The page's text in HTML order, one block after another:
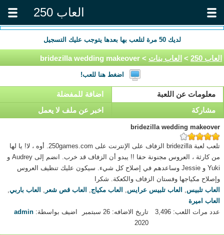
العاب 250
لديك50 مرة لتلعب بها بعدها يتوجب عليك التسجيل
العاب 250 > العاب بنات > bridezilla wedding makeover
اضغط هنا للعب!
معلومات عن اللعبة
اضافة للمفضلة
مشاركة
اخبر عن ملف لا يعمل
bridezilla wedding makeover
تلعب لعبة bridezilla الزفاف على الإنترنت على 250games.com. أوه ، لا! يا لها
من كارثة ، العروس مجنونة حقا !! يبدو أن الزفاف قد خرب. انضم إلى Audrey و
Yuki و Jessie وساعدهم في إصلاح كل شيء. سيكون عليك تنظيف العروس
وإصلاح مكياجها وفستان الزفاف والكعكة. شكرا
العاب تلبيس, العاب تلبيس عرايس, العاب مكياج, العاب قص شعر , العاب باربي,
العاب اميرة
عدد مرات اللعب: 3,496
تاريخ الاضافه: 26 سبتمبر
2020
اضيف بواسطة:admin